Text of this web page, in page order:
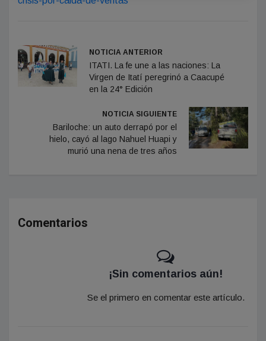
NOTICIA ANTERIOR
ITATI. La fe une a las naciones: La
Virgen de Itatí peregrinó a Caacupé
en la 24° Edición
NOTICIA SIGUIENTE
Bariloche: un auto derrapó por el
hielo, cayó al lago Nahuel Huapi y
murió una nena de tres años
Comentarios
¡Sin comentarios aún!
Se el primero en comentar este artículo.